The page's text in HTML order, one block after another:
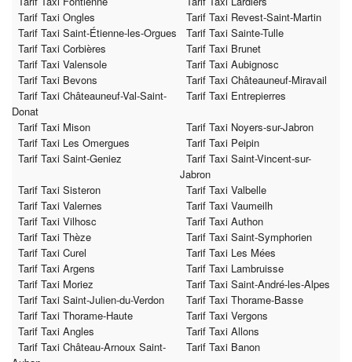
Tarif Taxi Ongles
Tarif Taxi Revest-Saint-Martin
Tarif Taxi Saint-Étienne-les-Orgues
Tarif Taxi Sainte-Tulle
Tarif Taxi Corbières
Tarif Taxi Brunet
Tarif Taxi Valensole
Tarif Taxi Aubignosc
Tarif Taxi Bevons
Tarif Taxi Châteauneuf-Miravail
Tarif Taxi Châteauneuf-Val-Saint-
Donat
Tarif Taxi Entrepierres
Tarif Taxi Mison
Tarif Taxi Noyers-sur-Jabron
Tarif Taxi Les Omergues
Tarif Taxi Peipin
Tarif Taxi Saint-Geniez
Tarif Taxi Saint-Vincent-sur-
Jabron
Tarif Taxi Sisteron
Tarif Taxi Valbelle
Tarif Taxi Valernes
Tarif Taxi Vaumeilh
Tarif Taxi Vilhosc
Tarif Taxi Authon
Tarif Taxi Thèze
Tarif Taxi Saint-Symphorien
Tarif Taxi Curel
Tarif Taxi Les Mées
Tarif Taxi Argens
Tarif Taxi Lambruisse
Tarif Taxi Moriez
Tarif Taxi Saint-André-les-Alpes
Tarif Taxi Saint-Julien-du-Verdon
Tarif Taxi Thorame-Basse
Tarif Taxi Thorame-Haute
Tarif Taxi Vergons
Tarif Taxi Angles
Tarif Taxi Allons
Tarif Taxi Château-Arnoux Saint-
Tarif Taxi Banon